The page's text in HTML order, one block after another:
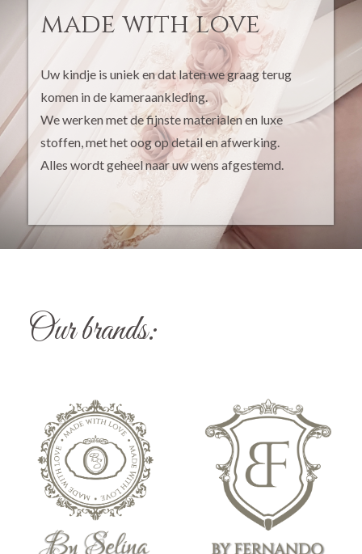
made with love
Uw kindje is uniek en dat laten we graag terug
komen in de kameraankleding.
We werken met de fijnste materialen en luxe
stoffen, met het oog op detail en afwerking.
Alles wordt geheel naar uw wens afgestemd.
Our brands: